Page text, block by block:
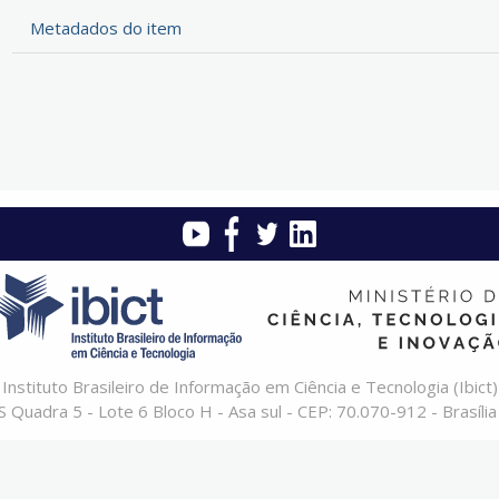
Metadados do item
Instituto Brasileiro de Informação em Ciência e Tecnologia (Ibict)
Quadra 5 - Lote 6 Bloco H - Asa sul - CEP: 70.070-912 -